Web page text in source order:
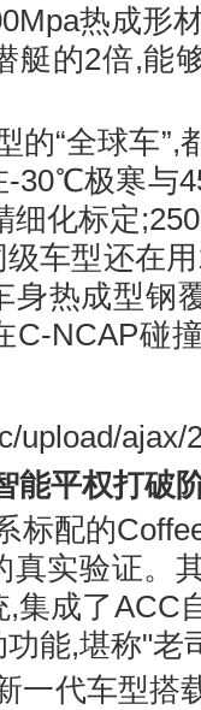
热成形
艇的2倍,能
“全球车”,
-30℃极寒与
化标定
车型还在
身热成型钢
C-NCAP碰
能平权打破
配的
真实验证。
集成了ACC
能,堪称"老
代车型搭